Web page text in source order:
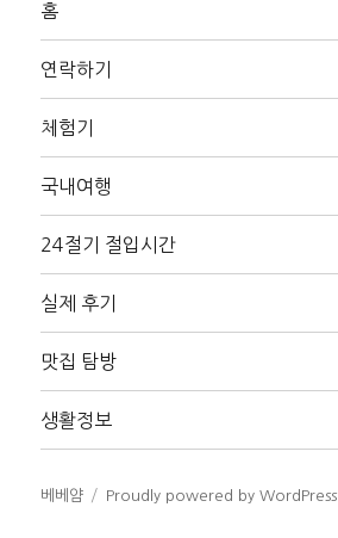
홈
연락하기
체험기
국내여행
24절기 절입시간
실제 후기
맛집 탐방
생활정보
베베얌 Proudly powered by WordPress